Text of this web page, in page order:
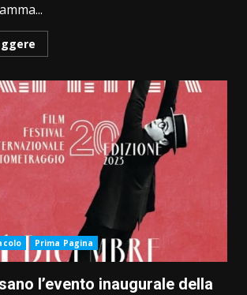
Prima Pagina
l’evento inaugurale della